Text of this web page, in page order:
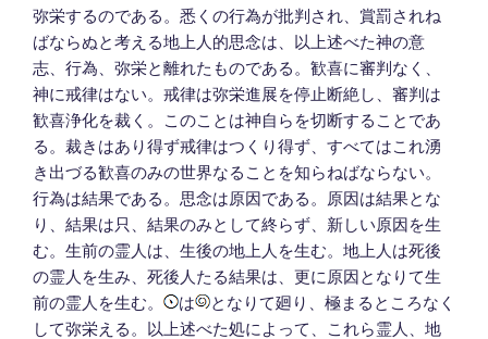
弥栄するのである。悉くの行為が批判され、賞罰されね
ばならぬと考える地上人的思念は、以上述べた神の意
志、行為、弥栄と離れたものである。歓喜に審判なく、
神に戒律はない。戒律は弥栄進展を停止断絶し、審判は
歓喜浄化を裁く。このことは神自らを切断することであ
る。裁きはあり得ず戒律はつくり得ず、すべてはこれ湧
き出づる歓喜のみの世界なることを知らねばならない。
行為は結果である。思念は原因である。原因は結果とな
り、結果は只、結果のみとして終らず、新しい原因を生
む。生前の霊人は、生後の地上人を生む。地上人は死後
の霊人を生み、死後人たる結果は、更に原因となりて生
前の霊人を生む。
は
となりて廻り、極まるところなく
して弥栄える。以上述べた処によって、これら霊人、地